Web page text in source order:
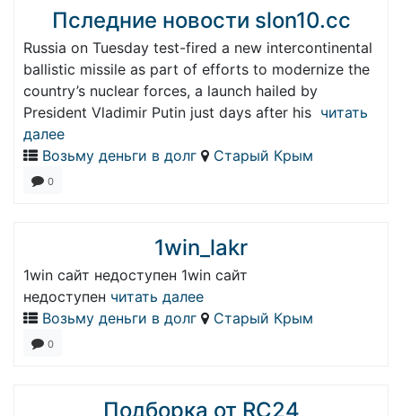
Пследние новости slon10.cc
Russia on Tuesday test-fired a new intercontinental
ballistic missile as part of efforts to modernize the
country’s nuclear forces, a launch hailed by
President Vladimir Putin just days after his читать
далее
Возьму деньги в долг
Старый Крым
0
1win_lakr
1win сайт недоступен 1win сайт
недоступен читать далее
Возьму деньги в долг
Старый Крым
0
Подборка от RC24